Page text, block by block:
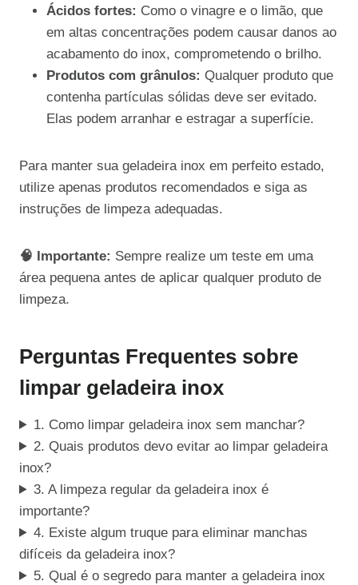
Ácidos fortes: Como o vinagre e o limão, que
em altas concentrações podem causar danos ao
acabamento do inox, comprometendo o brilho.
Produtos com grânulos: Qualquer produto que
contenha partículas sólidas deve ser evitado.
Elas podem arranhar e estragar a superfície.
Para manter sua geladeira inox em perfeito estado,
utilize apenas produtos recomendados e siga as
instruções de limpeza adequadas.
🧠 Importante: Sempre realize um teste em uma
área pequena antes de aplicar qualquer produto de
limpeza.
Perguntas Frequentes sobre
limpar geladeira inox
1. Como limpar geladeira inox sem manchar?
2. Quais produtos devo evitar ao limpar geladeira
inox?
3. A limpeza regular da geladeira inox é
importante?
4. Existe algum truque para eliminar manchas
difíceis da geladeira inox?
5. Qual é o segredo para manter a geladeira inox